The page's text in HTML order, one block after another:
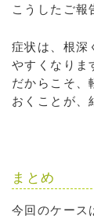
こうしたご報
症状は、根深
やすくなりま
だからこそ、
おくことが、
まとめ
今回のケース